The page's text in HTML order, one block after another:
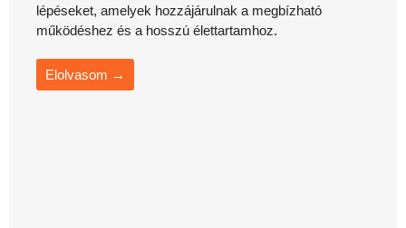
lépéseket, amelyek hozzájárulnak a megbízható
működéshez és a hosszú élettartamhoz.
Elolvasom →